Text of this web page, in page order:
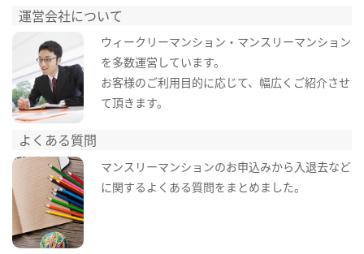
運営会社について
ウィークリーマンション・マンスリーマンション
を多数運営しています。
お客様のご利用目的に応じて、幅広くご紹介させ
て頂きます。
よくある質問
マンスリーマンションのお申込みから入退去など
に関するよくある質問をまとめました。